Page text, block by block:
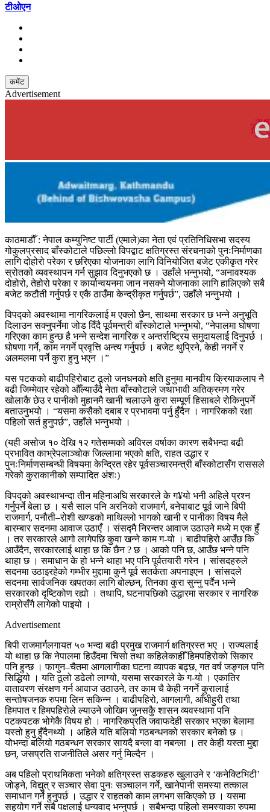
टीओएन
कमेंट
Advertisement
काठमाडौँ : नेपाल कम्युनिष्ट पार्टी (एमाले)का नेता एवं प्रतिनिधिसभा सदस्य
गोकुलप्रसाद बाँस्कोटाले पछिल्लो विपद्बाट क्षतिग्रस्त संरचनाको पुनःनिर्माणका
लागि दोहोरो परेका र छरिएका योजनाका लागि विनियोजित बजेट एकीकृत गरेर
स्रोतको व्यवस्थापन गर्न सुझाव दिनुभएको छ । उहाँले भन्नुभयो, “अनावश्यक
दोहोरो, तेहोरो परेका र कार्यान्वयनमा जान नसक्ने योजनाका लागि हालिएको सबै
बजेट कटौती गर्नुपर्छ र एकै ठाउँमा केन्द्रीकृत गर्नुपर्छ”, उहाँले भन्नुभयो ।
विपद्को अवस्थामा नागरिकलाई म एक्लो छैन, साथमा सरकार छ भन्ने अनुभूति
दिलाउन सक्नुपर्नेमा जोड दिँदै पूर्वमन्त्री बाँस्कोटाले भन्नुभयो, “नेपालमा घोषणा
गरिएका काम हुन्छ है भन्ने सन्देश नागरिक र अन्तर्राष्ट्रिय समुदायलाई दिनुपर्छ ।
घोषणा गर्ने, काम नगर्ने प्रवृत्ति अन्त्य गर्नुपर्छ । बजेट थुप्रिने, केही नगर्ने र
अलमलमा पर्ने कुरा हुनु भएन ।”
यस पटकको बाढीपहिरोबाट ठूलो जनधनको क्षति हुनुमा मानवीय क्रियाकलाप नै
बढी जिम्मेवार रहेको औँल्याउँदै नेता बाँस्कोटाले जथाभावी अतिक्रमण गरेर
खोलाकै छेउ र पानीको मुहानमै खानी चलाउने कुरा सम्पूर्ण हिसाबले रोकिनुपर्ने
बताउनुभयो । “यसमा कसैको दबाब र प्रभावमा पर्नु हुँदैन । नागरिकको रक्षा
पहिलो सर्त हुनुपर्छ”, उहाँले भन्नुभयो ।
(यही असोज १० देखि १२ गतेसम्मको अविरल वर्षाका कारण सबैभन्दा बढी
प्रभावित काभ्रेपलाञ्चोक जिल्लामा भएको क्षति, राहत उद्धार र
पुनःनिर्माणसम्बन्धी विषयमा केन्द्रित रहेर पूर्वसञ्चारमन्त्री बाँस्कोटासँग राससले
गरेको कुराकानीको सम्पादित अंशः)
विपद्को अवस्थाभन्दा तीन महिनाअघि सरकारले के ग¥यो भनी अहिले प्रश्न
गर्नुपर्ने बेला छ । यसै साल पनि अरनिको राजमार्ग, बनेपाबाट पूर्व जाने बिपी
राजमार्ग, पनौती–रोशी खण्डको माथिल्लो भागको खानी र पानीका विषय मैले
बारम्बार सदनमा आवाज उठाएँ । संसद्मै निरन्तर आवाज उठाउने मध्ये म एक हुँ
। तर सरकारले आगो लागेपछि कुवा खन्ने काम ग-यो । बाढीपहिरो आउँछ कि
आउँदैन, सरकारलाई थाहा छ कि छैन ? छ । आको पनि छ, आउँछ भन्ने पनि
थाहा छ । समाधान के हो भन्ने थाहा भए पनि पूर्वतयारी गरेन । सांसदहरुले
सदनमा उठाइरहेको गम्भीर मुद्दामा कुनै पूर्व सतर्कता अपनाइएन । सांसदले
सदनमा सार्वजनिक खपतका लागि बोल्छन्, तिनका कुरा सुन्नु पर्दैन भन्ने
सरकारको दृष्टिकोण रह्यो । तथापि, घटनापछिको उद्धारमा सरकार र नागरिक
राम्रोसँगै लागेको पाइयो ।
Advertisement
बिपी राजमार्गलगायत ५० भन्दा बढी प्रमुख राजमार्ग क्षतिग्रस्त भए । राज्यलाई
यो थाहा छ कि नेपालमा हिउँदमा चिसो तथा कहिलेकाहीँ हिमपहिरोको सिकार
पनि हुन्छ । फागुन–चैतमा आगलागीका घटना व्यापक बढ्छ, गत वर्ष जङ्गल पनि
सिद्धियो । यति ठूलो डढेलो लाग्यो, यसमा सरकारले के ग-यो । एकातिर
वातावरण संरक्षण गर्न आवाज उठाउने, तर काम चै केही नगर्ने कुरालाई
सन्तोषजनक रुपमा लिन सकिन्न । बाढीपहिरो, आगलागी, आँधीहुरी तथा
हिमपात र हिमपहिरोले ल्याउने जोखिम जुनसकुै शासन व्यवस्थामा पनि
पटकपटक भोगेकै विषय हो । नागरिकप्रति जवाफदेही सरकार भएका बेलामा
यस्तो हुनु हुँदैनथ्यो । अहिले यति बलियो गठबन्धनको सरकार बनेको छ ।
योभन्दा बलियो गठबन्धन सरकार सायदै बन्ला वा नबन्ला । तर केही यस्ता मुद्दा
छन्, जसप्रति राजनीतिले असर गर्नु मिल्दैन ।
अब पहिलो प्राथमिकता भनेको क्षतिग्रस्त सडकहरु खुलाउने र ‘कनेक्टिभिटी’
जोड्ने, विद्युत् र सञ्चार सेवा पुनः सञ्चालन गर्ने, खानेपानी समस्या तत्काल
समाधान गर्ने हुनुपर्छ । उद्धार र राहतको काम लगभग सकिएको छ । यसमा
सहयोग गर्ने सबै पक्षलाई धन्यवाद भन्नुपर्छ । सबैभन्दा पहिलो समस्याका रुपमा